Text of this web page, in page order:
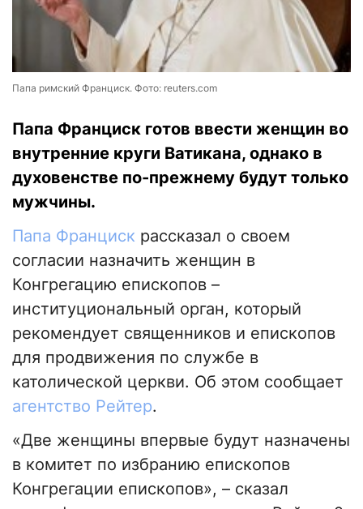
Папа римский Франциск. Фото: reuters.com
Папа Франциск готов ввести женщин во
внутренние круги Ватикана, однако в
духовенстве по-прежнему будут только
мужчины.
Папа Франциск рассказал о своем
согласии назначить женщин в
Конгрегацию епископов –
институциональный орган, который
рекомендует священников и епископов
для продвижения по службе в
католической церкви. Об этом сообщает
агентство Рейтер.
«Две женщины впервые будут назначены
в комитет по избранию епископов
Конгрегации епископов», – сказал